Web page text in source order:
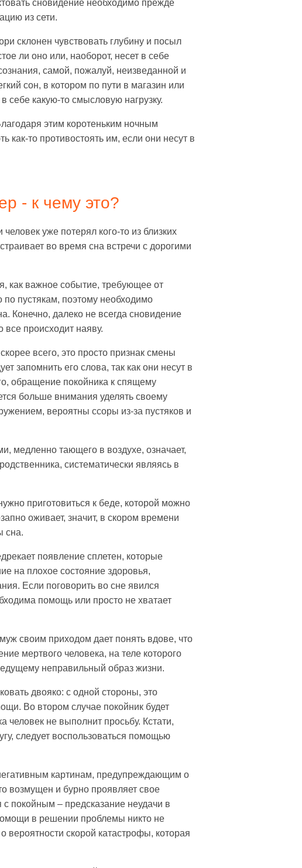
сновидение необходимо прежде
из сети.
склонен чувствовать глубину и посыл
ли оно или, наоборот, несет в себе
самой, пожалуй, неизведанной и
сон, в котором по пути в магазин или
себе какую-то смысловую нагрузку.
этим коротеньким ночным
то противостоять им, если они несут в
- к чему это?
уже потерял кого-то из близких
во время сна встречи с дорогими
как важное событие, требующее от
по пустякам, поэтому необходимо
Конечно, далеко не всегда сновидение
происходит наяву.
всего, это просто признак смены
запомнить его слова, так как они несут в
обращение покойника к спящему
больше внимания уделять своему
вероятны ссоры из-за пустяков и
медленно тающего в воздухе, означает,
систематически являясь в
приготовиться к беде, которой можно
оживает, значит, в скором времени
сна.
появление сплетен, которые
на плохое состояние здоровья,
Если поговорить во сне явился
помощь или просто не хватает
своим приходом дает понять вдове, что
мертвого человека, на теле которого
неправильный образ жизни.
двояко: с одной стороны, это
Во втором случае покойник будет
человек не выполнит просьбу. Кстати,
следует воспользоваться помощью
картинам, предупреждающим о
возмущен и бурно проявляет свое
покойным – предсказание неудачи в
в решении проблемы никто не
скорой катастрофы, которая